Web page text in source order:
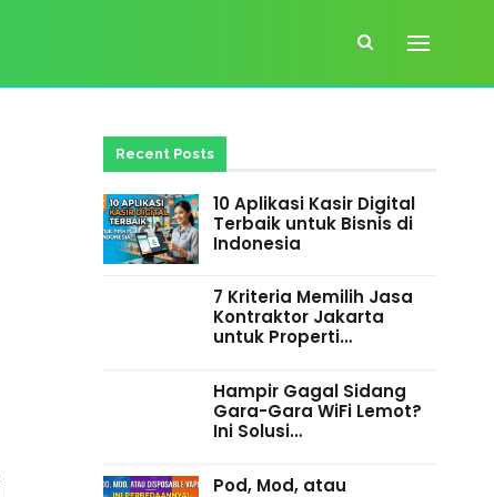
Recent Posts
10 Aplikasi Kasir Digital
Terbaik untuk Bisnis di
Indonesia
7 Kriteria Memilih Jasa
Kontraktor Jakarta
untuk Properti…
Hampir Gagal Sidang
Gara-Gara WiFi Lemot?
Ini Solusi…
Pod, Mod, atau